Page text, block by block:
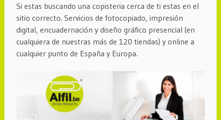
Si estas buscando una copisteria cerca de ti estas en el
sitio correcto. Servicios de fotocopiado, impresión
digital, encuadernación y diseño gráfico presencial (en
cualquiera de nuestras más de 120 tiendas) y online a
cualquier punto de España y Europa.